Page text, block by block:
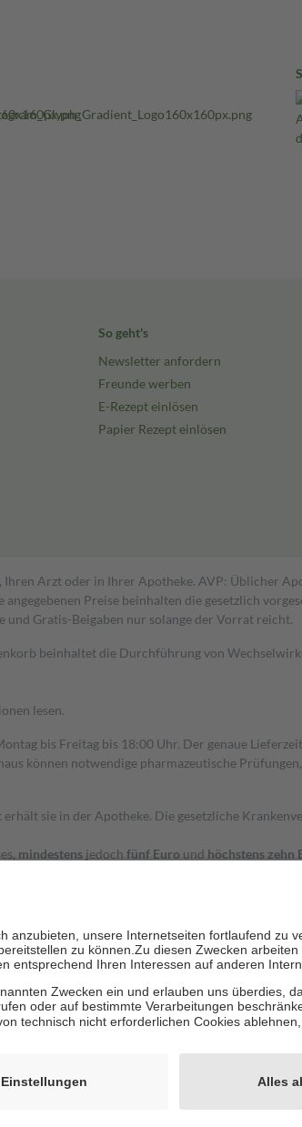
So geht's
Newsletter anfordern
Freunde werben
E-Rezept einlösen
Papier Rezept einlösen
Arzt oder in Ihrer Apotheke. AVP: Üblicher
Preise beinhalten die gesetzlich
Gratis-Beigaben nur solange der Vorrat reicht.
beinhaltet die Durchführung von
lesen.
bis Freitag bis 18:00 Uhr. Der genaue
können notwendige pharmazeutische
sie in der Apotheke. Die gesetzliche
mindestens jedoch fünf Euro und höchstens zehn
Stellung der Familie zu unterstützen, fallen